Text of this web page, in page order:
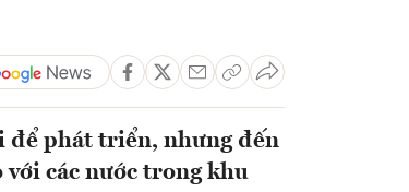
để phát triển, nhưng đến
với các nước trong khu